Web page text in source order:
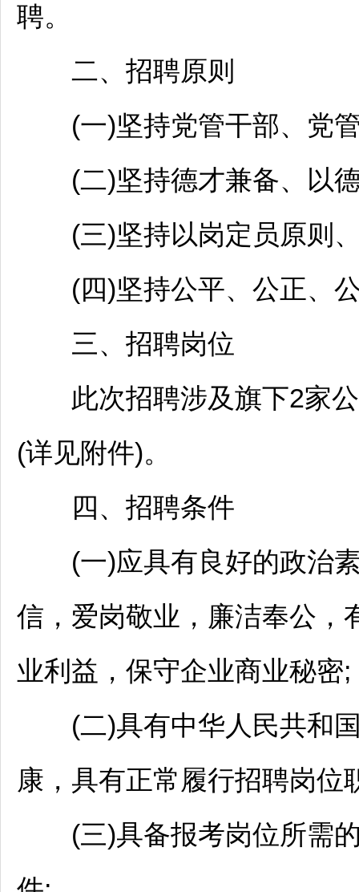
聘。
二、 招聘原则
(一)坚持党管干部、党管
(二)坚持德才兼备、以德
(三)坚持以岗定员原则、
(四)坚持公平、公正、
三、 招聘岗位
此次招聘涉及旗下2家
(详见附件)。
四、 招聘条件
(一)应具有良好的政治素
信，爱岗敬业，廉洁奉公，
业利益，保守企业商业秘密;
(二)具有中华人民共和国
康，具有正常履行招聘岗位
(三)具备报考岗位所需的